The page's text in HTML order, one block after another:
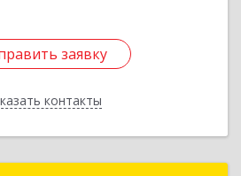
заявку
контакты
заявку
Назад